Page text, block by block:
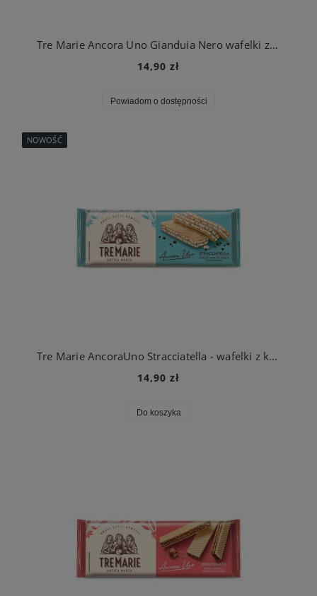
Tre Marie Ancora Uno Gianduia Nero wafelki z gorzką czekoladą 140g
14,90 zł
Powiadom o dostępności
Tre Marie AncoraUno Stracciatella - wafelki z kremem Stracciatella 140g
14,90 zł
Do koszyka
NOWOŚĆ